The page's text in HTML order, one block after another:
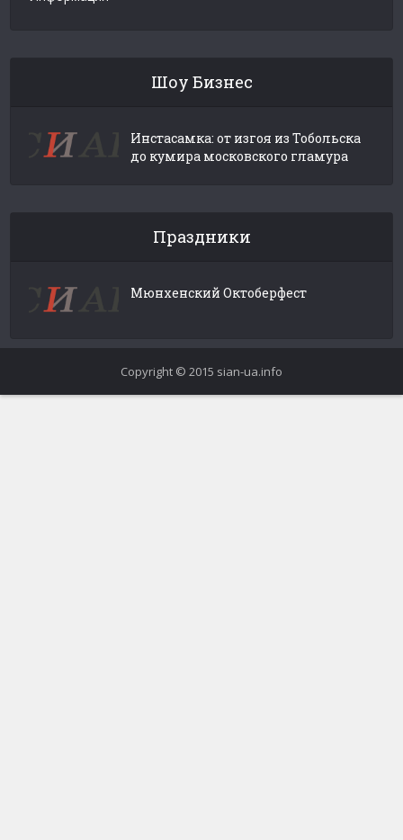
Шоу Бизнес
Инстасамка: от изгоя из Тобольска
до кумира московского гламура
Праздники
Мюнхенский Октоберфест
Copyright © 2015 sian-ua.info